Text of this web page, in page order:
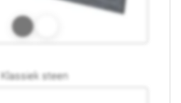
Klassiek steen